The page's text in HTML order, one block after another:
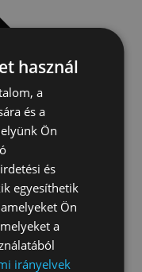
használ
a
és a
Ön
és
egyesíthetik
Ön
a
irányelvek